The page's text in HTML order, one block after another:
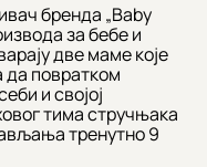
бренда „Baby
за бебе и
две маме које
да повратком
и својој
тима стручњака
тренутно 9